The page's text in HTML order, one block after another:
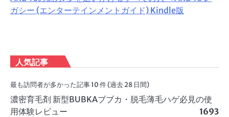
ガシー (エンターテインメントガイド) Kindle版
人気記事
最も訪問者が多かった記事 10 件 (過去 28 日間)
濃密育毛剤 新型BUBKAブブカ・脱毛薄毛ハゲ必見の使
用体験レビュー
1693